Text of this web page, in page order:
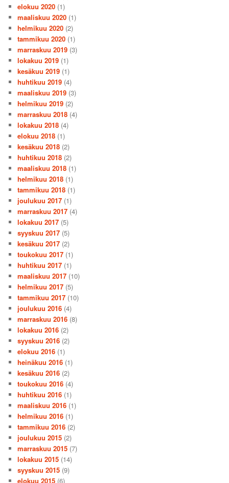
elokuu 2020 (1)
maaliskuu 2020 (1)
helmikuu 2020 (2)
tammikuu 2020 (1)
marraskuu 2019 (3)
lokakuu 2019 (1)
kesäkuu 2019 (1)
huhtikuu 2019 (4)
maaliskuu 2019 (3)
helmikuu 2019 (2)
marraskuu 2018 (4)
lokakuu 2018 (4)
elokuu 2018 (1)
kesäkuu 2018 (2)
huhtikuu 2018 (2)
maaliskuu 2018 (1)
helmikuu 2018 (1)
tammikuu 2018 (1)
joulukuu 2017 (1)
marraskuu 2017 (4)
lokakuu 2017 (5)
syyskuu 2017 (5)
kesäkuu 2017 (2)
toukokuu 2017 (1)
huhtikuu 2017 (1)
maaliskuu 2017 (10)
helmikuu 2017 (5)
tammikuu 2017 (10)
joulukuu 2016 (4)
marraskuu 2016 (8)
lokakuu 2016 (2)
syyskuu 2016 (2)
elokuu 2016 (1)
heinäkuu 2016 (1)
kesäkuu 2016 (2)
toukokuu 2016 (4)
huhtikuu 2016 (1)
maaliskuu 2016 (1)
helmikuu 2016 (1)
tammikuu 2016 (2)
joulukuu 2015 (2)
marraskuu 2015 (7)
lokakuu 2015 (14)
syyskuu 2015 (9)
elokuu 2015 (6)